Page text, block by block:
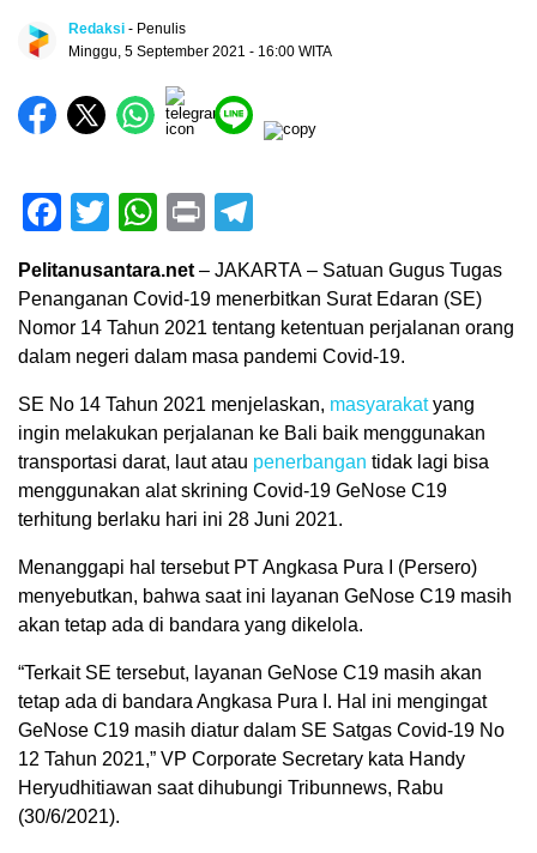
Redaksi - Penulis
Minggu, 5 September 2021 - 16:00 WITA
Facebook
TwitterWhatsApp
Print
Pelitanusantara.net – JAKARTA – Satuan Gugus Tugas
Penanganan Covid-19 menerbitkan Surat Edaran (SE)
Nomor 14 Tahun 2021 tentang ketentuan perjalanan orang
dalam negeri dalam masa pandemi Covid-19.
SE No 14 Tahun 2021 menjelaskan, masyarakatyang
ingin melakukan perjalanan ke Bali baik menggunakan
transportasi darat, laut atau penerbangan tidak lagi bisa
menggunakan alat skrining Covid-19 GeNose C19
terhitung berlaku hari ini 28 Juni 2021.
Menanggapi hal tersebut PT Angkasa Pura I (Persero)
menyebutkan, bahwa saat ini layanan GeNose C19 masih
akan tetap ada di bandara yang dikelola.
“Terkait SE tersebut, layanan GeNose C19 masih akan
tetap ada di bandara Angkasa Pura I. Hal ini mengingat
GeNose C19 masih diatur dalam SE Satgas Covid-19 No
12 Tahun 2021,” VP Corporate Secretary kata Handy
Heryudhitiawan saat dihubungi Tribunnews, Rabu
(30/6/2021).